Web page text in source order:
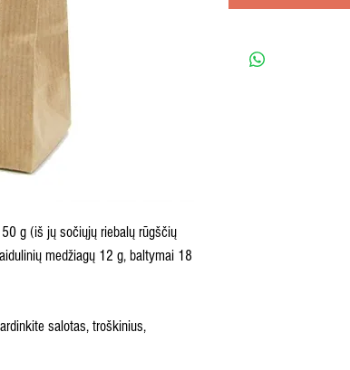
g (iš jų sočiųjų riebalų rūgščių
medžiagų 12 g, baltymai 18
salotas, troškinius,